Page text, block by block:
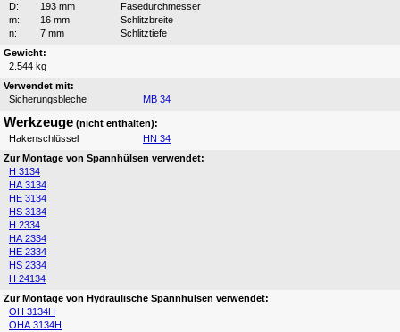
D:
193 mm
Fasedurchmesser
m:
16 mm
Schlitzbreite
n:
7 mm
Schlitztiefe
Gewicht:
2.544 kg
Verwendet mit:
Sicherungsbleche
MB 34
Werkzeuge (nicht enthalten):
Hakenschlüssel
HN 34
Zur Montage von Spannhülsen verwendet:
H 3134
HA 3134
HE 3134
HS 3134
H 2334
HA 2334
HE 2334
HS 2334
H 24134
Zur Montage von Hydraulische Spannhülsen verwendet:
OH 3134H
OHA 3134H